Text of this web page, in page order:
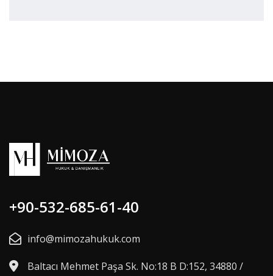
+90-532-685-61-40
info@mimozahukuk.com
Baltacı Mehmet Paşa Sk. No:18 B D:152, 34880 /